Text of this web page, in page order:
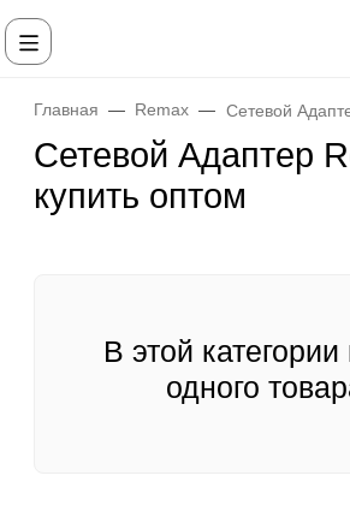
Главная Remax Сетевой
Сетевой Адаптер
купить оптом
В этой категории
одного